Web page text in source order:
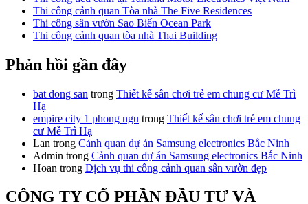
Thi công cảnh quan Tòa nhà The Five Residences
Thi công sân vườn Sao Biển Ocean Park
Thi công cảnh quan tòa nhà Thai Building
Phản hồi gần đây
bat dong san trong Thiết kế sân chơi trẻ em chung cư Mễ Trì
Hạ
empire city 1 phong ngu trong Thiết kế sân chơi trẻ em chung
cư Mễ Trì Hạ
Lan trong Cảnh quan dự án Samsung electronics Bắc Ninh
Admin trong Cảnh quan dự án Samsung electronics Bắc Ninh
Hoan trong Dịch vụ thi công cảnh quan sân vườn đẹp
CÔNG TY CỔ PHẦN ĐẦU TƯ VÀ